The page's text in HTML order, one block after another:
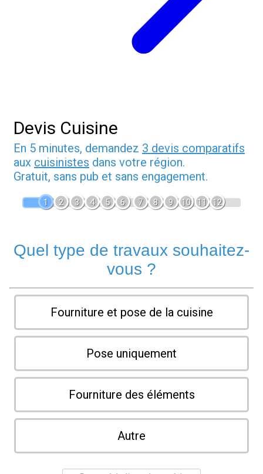
Devis Cuisine
En 5 minutes, demandez 3 devis comparatifs
aux cuisinistes dans votre région.
Gratuit, sans pub et sans engagement.
1 2 3 4 5 6 7 8 9 10 11 12
Quel type de travaux souhaitez-
vous ?
Fourniture et pose de la cuisine
Pose uniquement
Fourniture des éléments
Autre